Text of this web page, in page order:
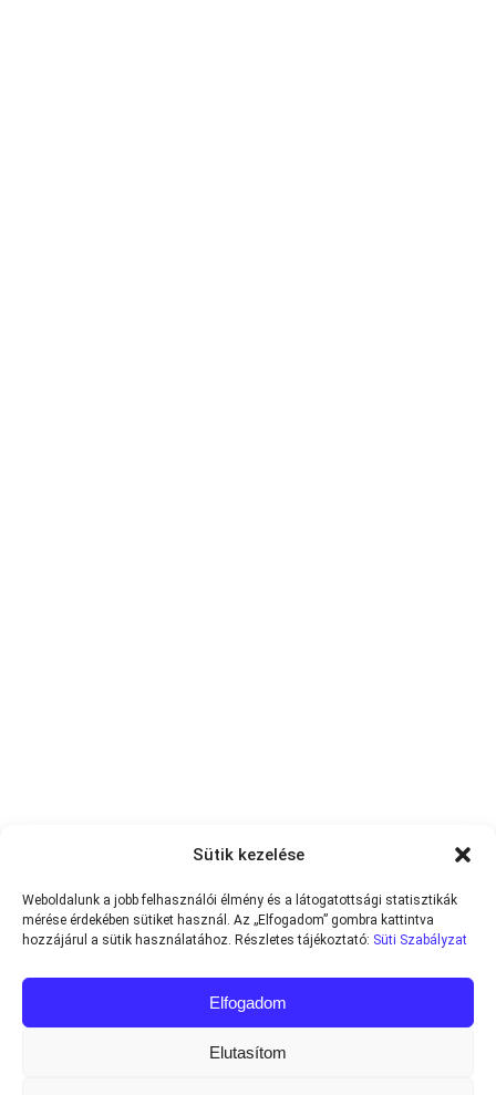
Sütik kezelése
Weboldalunk a jobb felhasználói élmény és a látogatottsági statisztikák
mérése érdekében sütiket használ. Az „Elfogadom” gombra kattintva
hozzájárul a sütik használatához. Részletes tájékoztató: Süti Szabályzat
Elfogadom
Elutasítom